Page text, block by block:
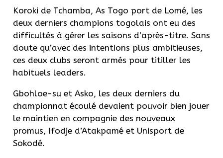
Koroki de Tchamba, As Togo port de Lomé, les
deux derniers champions togolais ont eu des
difficultés à gérer les saisons d’après-titre. Sans
doute qu’avec des intentions plus ambitieuses,
ces deux clubs seront armés pour titiller les
habituels leaders.
Gbohloe-su et Asko, les deux derniers du
championnat écoulé devaient pouvoir bien jouer
le maintien en compagnie des nouveaux
promus, Ifodje d’Atakpamé et Unisport de
Sokodé.